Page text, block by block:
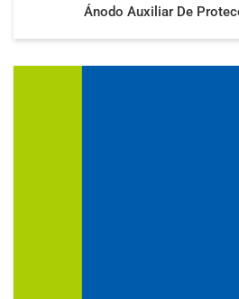
Ánodo Auxiliar De